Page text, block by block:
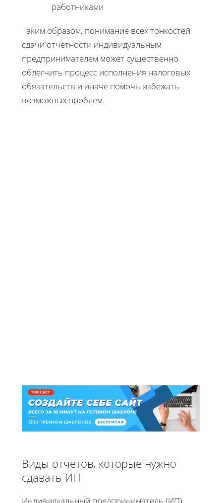
работниками
Таким образом, понимание всех тонкостей
сдачи отчетности индивидуальным
предпринимателем может существенно
облегчить процесс исполнения налоговых
обязательств и иначе помочь избежать
возможных проблем.
Виды отчетов, которые нужно
сдавать ИП
Индивидуальный предприниматель (ИП)